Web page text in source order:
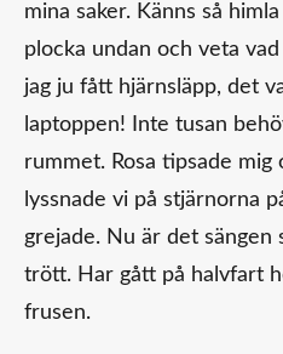
mina saker. Känns så
plocka undan och veta
jag ju fått hjärnsläpp, det
laptoppen! Inte tusan
rummet. Rosa tipsade
lyssnade vi på stjärnorna
grejade. Nu är det sängen
trött. Har gått på halvfart
frusen.